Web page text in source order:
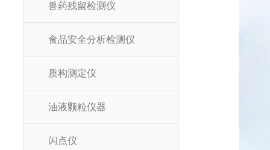
兽药残留检测仪
食品安全分析检测仪
质构测定仪
油液颗粒仪器
闪点仪